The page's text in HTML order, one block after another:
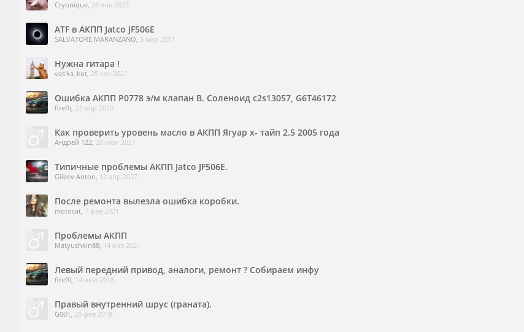
Cryonique, 28 янв 2023
ATF в АКПП Jatco JF506E
SALVATORE MARANZANO, 3 мар 2017
Нужна гитара !
vas'ka_kot, 25 сен 2021
Ошибка АКПП Р0778 э/м клапан В. Соленоид c2s13057, G6T46172
firefli, 22 мар 2020
Как проверить уровень масло в АКПП Ягуар х- тайп 2.5 2005 года
Андрей 122, 20 июн 2021
Типичные проблемы АКПП Jatco JF506E.
Gileev Anton, 12 апр 2017
После ремонта вылезла ошибка коробки.
motocat, 7 фев 2021
Проблемы АКПП
Matyushkin88, 14 янв 2021
Левый передний привод, аналоги, ремонт ? Собираем инфу
firefli, 14 июл 2018
Правый внутренний шрус (граната).
G001 , 20 фев 2018